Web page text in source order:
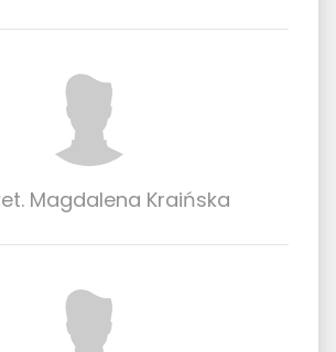
Magdalena Kraińska